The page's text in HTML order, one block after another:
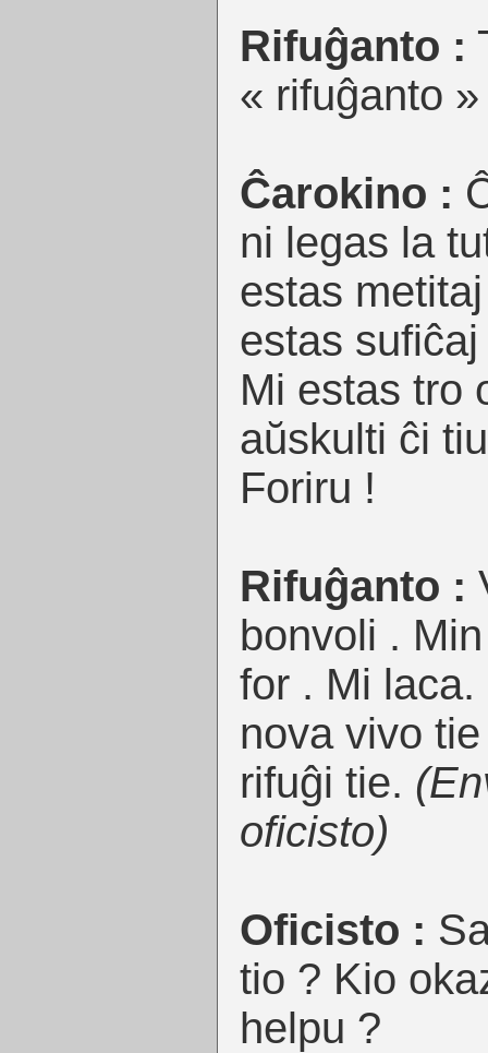
Rifuĝanto :
« rifuĝanto »
Ĉarokino :
ni legas la
estas
estas
Mi estas tro
aŭskulti ĉi
Foriru !
Rifuĝanto :
bonvoli .
for . Mi
nova vivo
rifuĝi tie.
oficisto)
Oficisto :
tio ? Kio
helpu ?